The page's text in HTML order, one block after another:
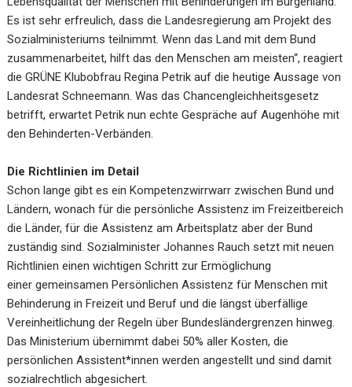
Es ist sehr erfreulich, dass die Landesregierung am Projekt des
Sozialministeriums teilnimmt. Wenn das Land mit dem Bund
zusammenarbeitet, hilft das den Menschen am meisten“, reagiert
die GRÜNE Klubobfrau Regina Petrik auf die heutige Aussage von
Landesrat Schneemann. Was das Chancengleichheitsgesetz
betrifft, erwartet Petrik nun echte Gespräche auf Augenhöhe mit
den Behinderten-Verbänden.
Die Richtlinien im Detail
Schon lange gibt es ein Kompetenzwirrwarr zwischen Bund und
Ländern, wonach für die persönliche Assistenz im Freizeitbereich
die Länder, für die Assistenz am Arbeitsplatz aber der Bund
zuständig sind. Sozialminister Johannes Rauch setzt mit neuen
Richtlinien einen wichtigen Schritt zur Ermöglichung
einer gemeinsamen Persönlichen Assistenz für Menschen mit
Behinderung in Freizeit und Beruf und die längst überfällige
Vereinheitlichung der Regeln über Bundesländergrenzen hinweg.
Das Ministerium übernimmt dabei 50% aller Kosten, die
persönlichen Assistent*innen werden angestellt und sind damit
sozialrechtlich abgesichert.